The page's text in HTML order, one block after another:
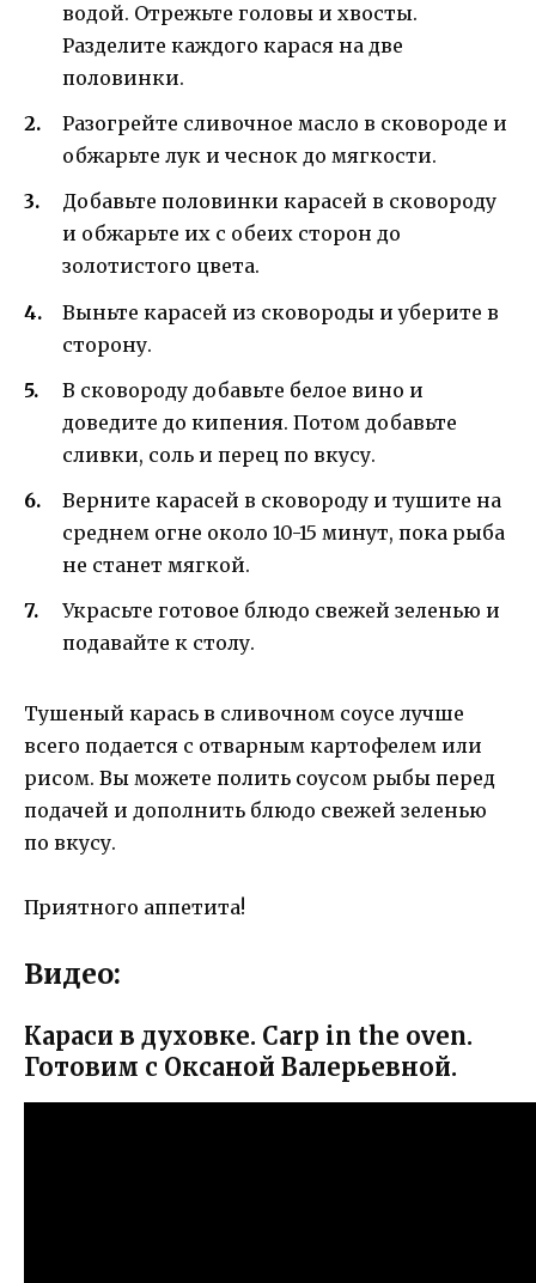
водой. Отрежьте головы и хвосты.
Разделите каждого карася на две
половинки.
Разогрейте сливочное масло в сковороде и
обжарьте лук и чеснок до мягкости.
Добавьте половинки карасей в сковороду
и обжарьте их с обеих сторон до
золотистого цвета.
Выньте карасей из сковороды и уберите в
сторону.
В сковороду добавьте белое вино и
доведите до кипения. Потом добавьте
сливки, соль и перец по вкусу.
Верните карасей в сковороду и тушите на
среднем огне около 10-15 минут, пока рыба
не станет мягкой.
Украсьте готовое блюдо свежей зеленью и
подавайте к столу.
Тушеный карась в сливочном соусе лучше
всего подается с отварным картофелем или
рисом. Вы можете полить соусом рыбы перед
подачей и дополнить блюдо свежей зеленью
по вкусу.
Приятного аппетита!
Видео:
Караси в духовке. Carp in the oven.
Готовим с Оксаной Валерьевной.